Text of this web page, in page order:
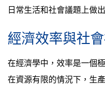
日常生活和社會議題上做
經濟效率與社會
在經濟學中，效率是一個
在資源有限的情況下，生